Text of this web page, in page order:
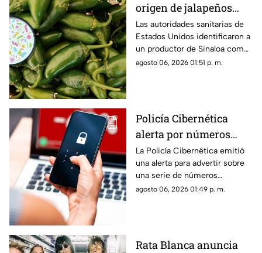
origen de jalapeños
ligados a brote de
salmonella en EU; hay
345 casos en 27 estados
Las autoridades sanitarias de
Estados Unidos identificaron a
un productor de Sinaloa como
el origen de los chiles
agosto 06, 2026 01:51 p. m.
Policía Cibernética
alerta por números
usados para fraudes y
extorsiones; estos son
los que debes evitar
La Policía Cibernética emitió
una alerta para advertir sobre
una serie de números
telefónicos relacionados con
agosto 06, 2026 01:49 p. m.
Rata Blanca anuncia